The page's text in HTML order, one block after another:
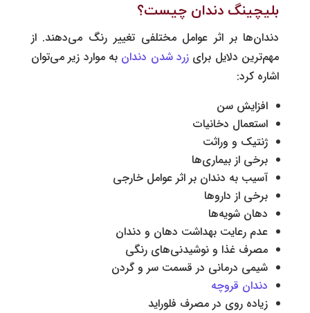
بلیچینگ دندان چیست؟
دندان‌ها بر اثر عوامل مختلفی تغییر رنگ می‌دهند. از
مهم‌ترین دلایل برای زرد شدن دندان به موارد زیر می‌توان
اشاره کرد:
افزایش سن
استعمال دخانیات
ژنتیک و وراثت
برخی از بیماری‌ها
آسیب به دندان بر اثر عوامل خارجی
برخی از داروها
دهان شویه‌ها
عدم رعایت بهداشت دهان و دندان
مصرف غذا و نوشیدنی‌های رنگی
شیمی درمانی در قسمت سر و گردن
دندان قروچه
زیاده روی در مصرف فلوراید